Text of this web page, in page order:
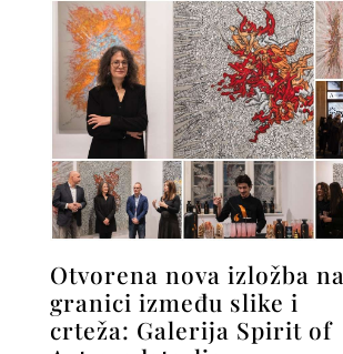
Otvorena nova izložba na
granici između slike i
crteža: Galerija Spirit of